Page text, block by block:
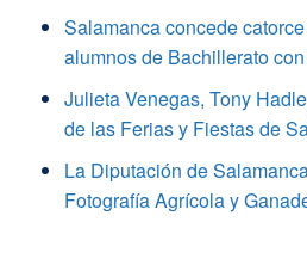
Salamanca concede
alumnos de Bachillerato
Julieta Venegas, Tony
de las Ferias y Fiestas de
La Diputación de
Fotografía Agrícola y